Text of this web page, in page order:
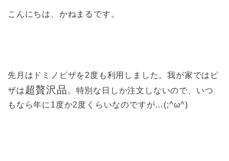
こんにちは、かねまるです。
先月はドミノピザを2度も利用しました。我が家ではピ
ザは超贅沢品。特別な日しか注文しないので、いつ
もなら年に1度か2度くらいなのですが…(;^ω^)